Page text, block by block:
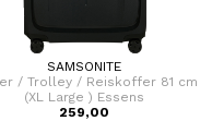
SAMSONITE
/ Trolley / Reiskoffer 81 cm
(XL Large ) Essens
259,00